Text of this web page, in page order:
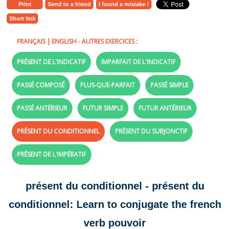
Print Send to a friend I found a mistake !
Short link
FRANÇAIS| ENGLISH- AUTRES EXERCICES :
PRÉSENT DE L'INDICATIF IMPARFAIT DE L'INDICATIF
PASSÉ COMPOSÉ PLUS-QUE-PARFAIT PASSÉ SIMPLE
PASSÉ ANTÉRIEUR FUTUR SIMPLE FUTUR ANTÉRIEUR
PRÉSENT DU CONDITIONNEL PRÉSENT DU SUBJONCTIF
PRÉSENT DE L'IMPÉRATIF
présent du conditionnel - présent du
conditionnel: Learn to conjugate the french
verb pouvoir